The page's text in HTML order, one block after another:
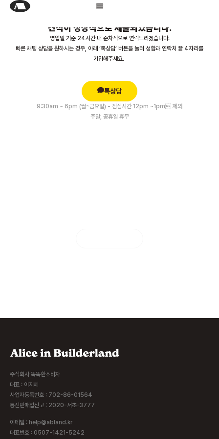
견적이 정상적으로 제출되었습니다.
영업일 기준 24시간 내 순차적으로 연락드리겠습니다.
빠른 채팅 상담을 원하시는 경우, 아래 ‘톡상담’ 버튼을 눌러 성함과 연락처 끝 4자리를
기입해주세요.
톡상담
9:30am ~ 6pm (월~금요일) - 점심시간 12pm ~1pm 제외
주말, 공휴일 휴무
주식회사 똑똑한소비자
대표 : 이지혜
사업자등록번호 : 702-86-01564
통신판매업신고 : 2020-서초-3777
이메일 : help@abland.kr
대표번호 : 0507-1421-5242